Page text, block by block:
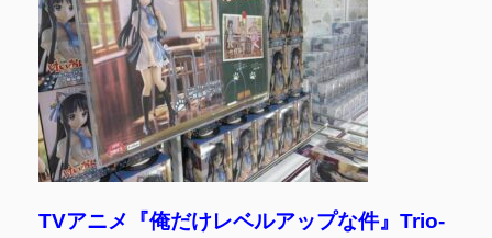
TVアニメ『俺だけレベルアップな件』Trio-